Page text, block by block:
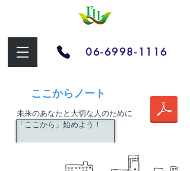
06-6998-1116
​ここからノート
​未来のあなたと大切な人のために
「ここから」始めよう！